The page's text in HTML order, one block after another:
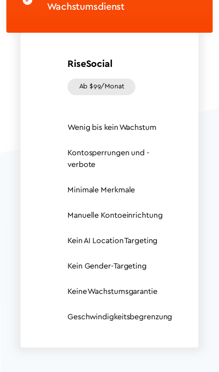
Wachstumsdienst
RiseSocial
Ab $99/Monat
Wenig bis kein Wachstum
Kontosperrungen und -
verbote
Minimale Merkmale
Manuelle Kontoeinrichtung
Kein AI Location Targeting
Kein Gender-Targeting
Keine Wachstumsgarantie
Geschwindigkeitsbegrenzung